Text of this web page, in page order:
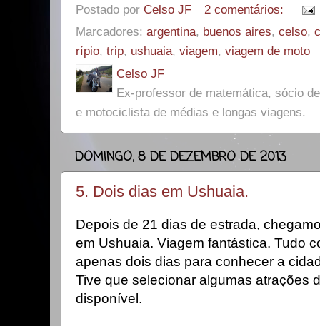
Postado por Celso JF
2 comentários:
Marcadores: argentina, buenos aires, celso,
rípio, trip, ushuaia, viagem, viagem de moto
Celso JF
Ex-professor de matemática, sócio
e motociclista de médias e longas viagens.
DOMINGO, 8 DE DEZEMBRO DE 2013
5. Dois dias em Ushuaia.
Depois de 21 dias de estrada,
em Ushuaia. Viagem fantástica. Tudo
apenas dois dias para conhecer a
Tive que selecionar algumas atrações
disponível.